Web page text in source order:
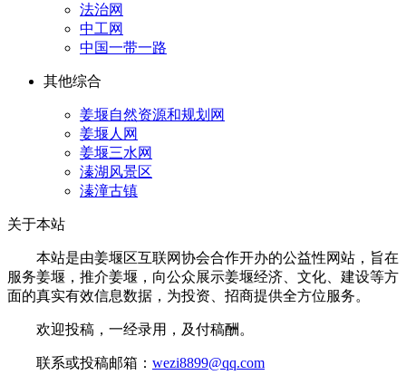
法治网
中工网
中国一带一路
其他综合
姜堰自然资源和规划网
姜堰人网
姜堰三水网
溱湖风景区
溱潼古镇
关于本站
本站是由姜堰区互联网协会合作开办的公益性网站，旨在
服务姜堰，推介姜堰，向公众展示姜堰经济、文化、建设等方
面的真实有效信息数据，为投资、招商提供全方位服务。
欢迎投稿，一经录用，及付稿酬。
联系或投稿邮箱： wezi8899@qq.com